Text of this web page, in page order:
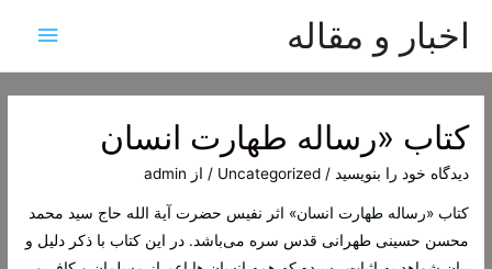
اخبار و مقاله
اصلی
کتاب «رساله طهارت انسان
دیدگاه‌ خود را بنویسید /
Uncategorized / از admin
کتاب «رساله طهارت انسان» اثر نفیس حضرت آیة الله حاج سید محمد
محسن حسینی طهرانی قدس سره می‌باشد. در این کتاب با ذکر دلیل و